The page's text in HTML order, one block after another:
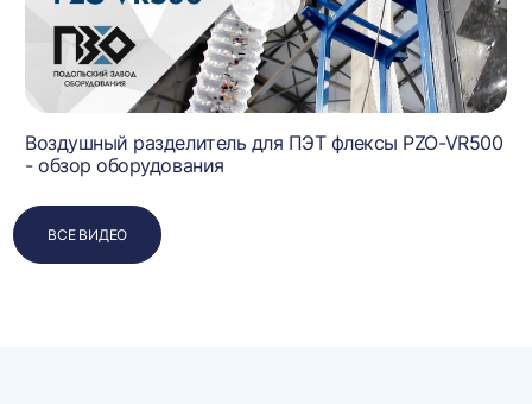
Воздушный разделитель для ПЭТ флексы PZO-VR500
- обзор оборудования
ВСЕ ВИДЕО